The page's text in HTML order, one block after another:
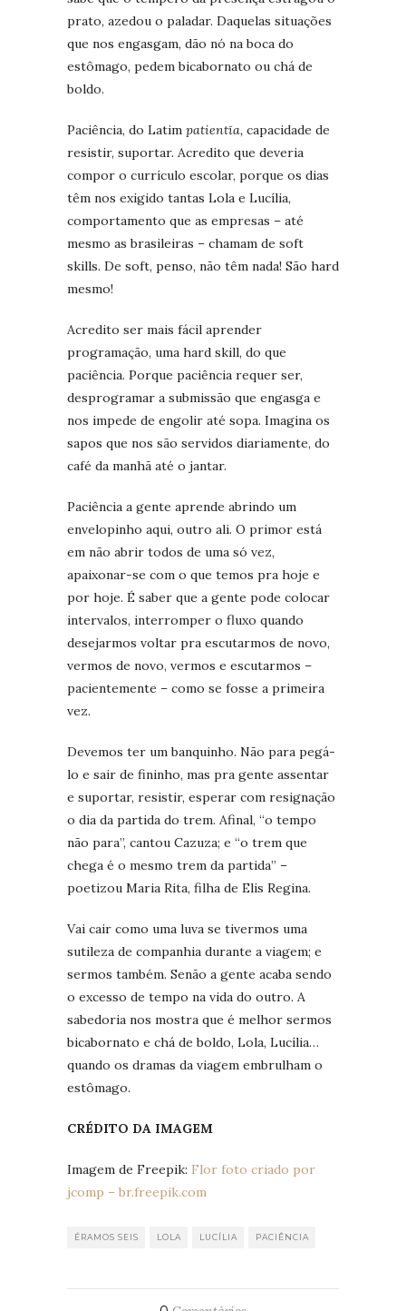
prato, azedou o paladar. Daquelas situações
que nos engasgam, dão nó na boca do
estômago, pedem bicabornato ou chá de
boldo.
Paciência, do Latim patientĭa, capacidade de
resistir, suportar. Acredito que deveria
compor o currículo escolar, porque os dias
têm nos exigido tantas Lola e Lucília,
comportamento que as empresas – até
mesmo as brasileiras – chamam de soft
skills. De soft, penso, não têm nada! São hard
mesmo!
Acredito ser mais fácil aprender
programação, uma hard skill, do que
paciência. Porque paciência requer ser,
desprogramar a submissão que engasga e
nos impede de engolir até sopa. Imagina os
sapos que nos são servidos diariamente, do
café da manhã até o jantar.
Paciência a gente aprende abrindo um
envelopinho aqui, outro ali. O primor está
em não abrir todos de uma só vez,
apaixonar-se com o que temos pra hoje e
por hoje. É saber que a gente pode colocar
intervalos, interromper o fluxo quando
desejarmos voltar pra escutarmos de novo,
vermos de novo, vermos e escutarmos –
pacientemente – como se fosse a primeira
vez.
Devemos ter um banquinho. Não para pegá-
lo e sair de fininho, mas pra gente assentar
e suportar, resistir, esperar com resignação
o dia da partida do trem. Afinal, “o tempo
não para”, cantou Cazuza; e “o trem que
chega é o mesmo trem da partida” –
poetizou Maria Rita, filha de Elis Regina.
Vai cair como uma luva se tivermos uma
sutileza de companhia durante a viagem; e
sermos também. Senão a gente acaba sendo
o excesso de tempo na vida do outro. A
sabedoria nos mostra que é melhor sermos
bicabornato e chá de boldo, Lola, Lucília…
quando os dramas da viagem embrulham o
estômago.
CRÉDITO DA IMAGEM
Imagem de Freepik: Flor foto criado por
jcomp – br.freepik.com
ÉRAMOS SEIS LOLA LUCÍLIA PACIÊNCIA